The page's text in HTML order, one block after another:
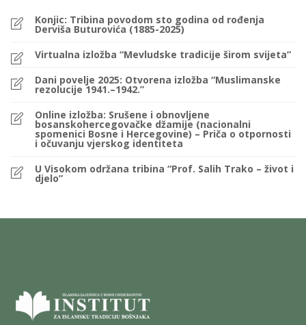
Konjic: Tribina povodom sto godina od rođenja
Derviša Buturovića (1885-2025)
Virtualna izložba “Mevludske tradicije širom svijeta”
Dani povelje 2025: Otvorena izložba “Muslimanske
rezolucije 1941.–1942.”
Online izložba: Srušene i obnovljene
bosanskohercegovačke džamije (nacionalni
spomenici Bosne i Hercegovine) – Priča o otpornosti
i očuvanju vjerskog identiteta
U Visokom održana tribina “Prof. Salih Trako – život i
djelo”